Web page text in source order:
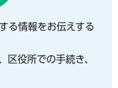
る情報をお伝えする
区役所での手続き、